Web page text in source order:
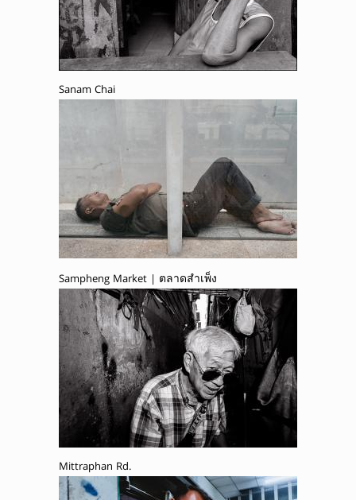
Sanam Chai
Sampheng Market | ตลาดสำเพ็ง
Mittraphan Rd.